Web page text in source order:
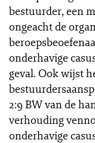
bestuurder, een
ongeacht de
onderhavige
geval. Ook wijst
2:9 BW van de
verhouding
onderhavige